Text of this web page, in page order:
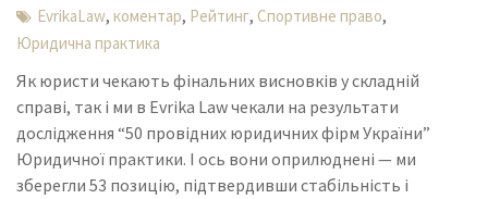
EvrikaLaw,коментар, Рейтинг, Спортивне право,
Юридична практика
Як юристи чекають фінальних висновків у складній
справі, так і ми в Evrika Law чекали на результати
дослідження “50 провідних юридичних фірм України”
Юридичної практики. І ось вони оприлюднені — ми
зберегли 53 позицію, підтвердивши стабільність і